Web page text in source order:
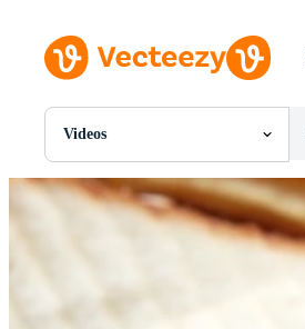
Videos
Alle Afbeeldingen
Foto's
PNGs
Vectoren